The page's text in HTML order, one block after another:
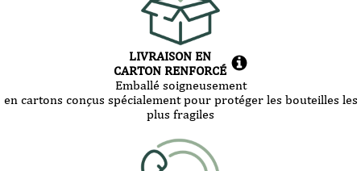
LIVRAISON EN
CARTON RENFORCÉ
Emballé soigneusement
en cartons conçus spécialement pour protéger les bouteilles les
plus fragiles